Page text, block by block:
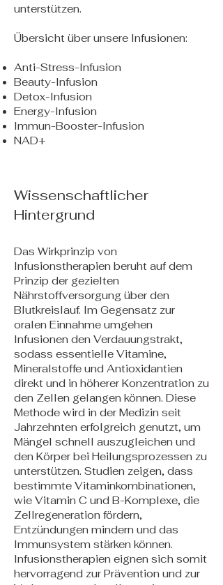
unterstützen.
Übersicht über unsere Infusionen:
Anti-Stress-Infusion
Beauty-Infusion
Detox-Infusion
Energy-Infusion
Immun-Booster-Infusion
NAD+
Wissenschaftlicher
Hintergrund
Das Wirkprinzip von
Infusionstherapien beruht auf dem
Prinzip der gezielten
Nährstoffversorgung über den
Blutkreislauf. Im Gegensatz zur
oralen Einnahme umgehen
Infusionen den Verdauungstrakt,
sodass essentielle Vitamine,
Mineralstoffe und Antioxidantien
direkt und in höherer Konzentration zu
den Zellen gelangen können. Diese
Methode wird in der Medizin seit
Jahrzehnten erfolgreich genutzt, um
Mängel schnell auszugleichen und
den Körper bei Heilungsprozessen zu
unterstützen. Studien zeigen, dass
bestimmte Vitaminkombinationen,
wie Vitamin C und B-Komplexe, die
Zellregeneration fördern,
Entzündungen mindern und das
Immunsystem stärken können.
Infusionstherapien eignen sich somit
hervorragend zur Prävention und zur